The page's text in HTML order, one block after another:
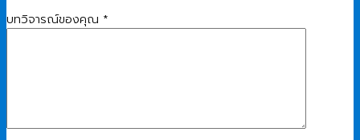
บทวิจารณ์ของคุณ *